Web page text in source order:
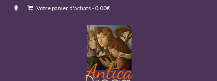
Votre panier d'achats - 0,00€